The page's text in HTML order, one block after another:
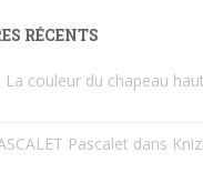
RÉCENTS
La couleur du chapeau
Pascalet dans